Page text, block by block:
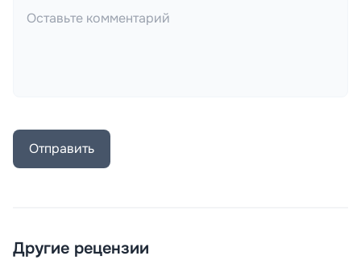
Отправить
Другие рецензии